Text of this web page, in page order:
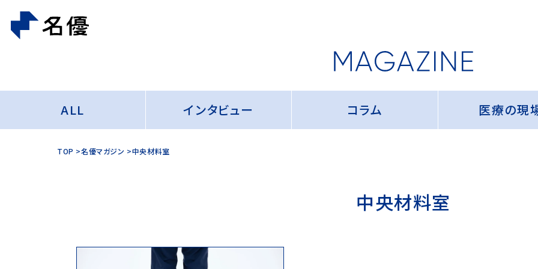
ALL インタビュー コラム 医療の現
TOP 名優マガジン 中央材料室
中央材料室